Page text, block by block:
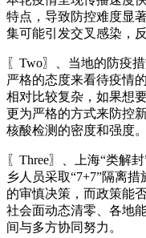
特点，导致防控难度显
集可能引发交叉感染，
〖Two〗、当地的防疫
严格的态度来看待疫情
相对比较复杂，如果想
更为严格的方式来防控
核酸检测的密度和强度。
〖Three〗、上海“类解
乡人员采取“7+7”隔离
的审慎决策，而政策能
社会面动态清零、各地
间与多方协同努力。